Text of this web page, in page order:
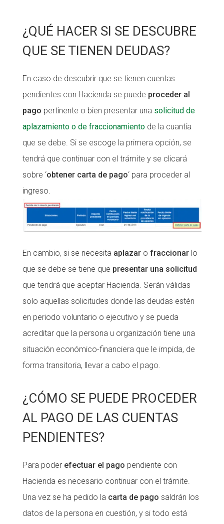
¿QUÉ HACER SI SE DESCUBRE
QUE SE TIENEN DEUDAS?
En caso de descubrir que se tienen cuentas
pendientes con Hacienda se puede proceder al
pago pertinente o bien presentar una solicitud de
aplazamiento o de fraccionamientode la cuantía
que se debe. Si se escoge la primera opción, se
tendrá que continuar con el trámite y se clicará
sobre ‘obtener carta de pago‘ para proceder al
ingreso.
En cambio, si se necesita aplazar o fraccionarlo
que se debe se tiene que presentar una solicitud
que tendrá que aceptar Hacienda. Serán válidas
solo aquellas solicitudes donde las deudas estén
en periodo voluntario o ejecutivo y se pueda
acreditar que la persona u organización tiene una
situación económico-financiera que le impida, de
forma transitoria, llevar a cabo el pago.
¿CÓMO SE PUEDE PROCEDER
AL PAGO DE LAS CUENTAS
PENDIENTES?
Para poder efectuar el pago pendiente con
Hacienda es necesario continuar con el trámite.
Una vez se ha pedido lacarta de pago saldrán los
datos de la persona en cuestión, y si todo está